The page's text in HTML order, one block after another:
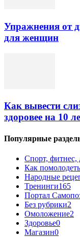
Упражнения от
для женщин
Как вывести
здоровее на 10
Популярные
Спорт, фитнес,
Как помолодеть
Народные
Тренинги165
Портал
Без рубрики2
Омоложение2
Здоровье0
Магазин0